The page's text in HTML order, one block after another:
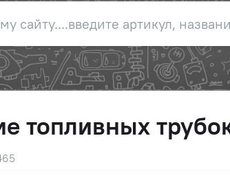
топливных